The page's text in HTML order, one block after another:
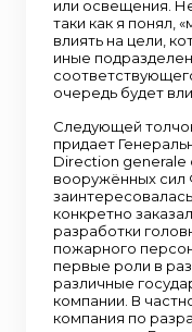
или освещения.
таки как я понял,
влиять на цели,
иные
очередь будет
Следующей
придает
Direction generale
вооружённых сил
конкретно
разработки
пожарного
первые роли в
различные
компании. В
компания по